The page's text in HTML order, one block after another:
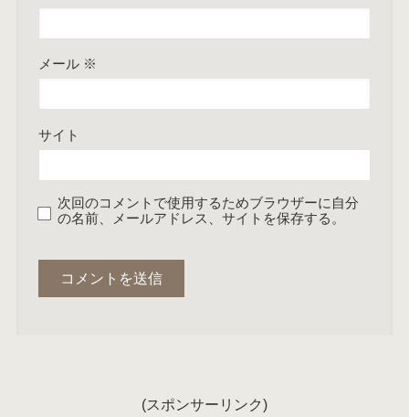
メール ※
サイト
次回のコメントで使用するためブラウザーに自分
の名前、メールアドレス、サイトを保存する。
(スポンサーリンク)